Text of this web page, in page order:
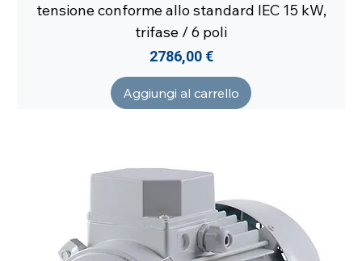
tensione conforme allo standard IEC 15 kW,
trifase / 6 poli
Prezzo
2786,00 €
Aggiungi al carrello